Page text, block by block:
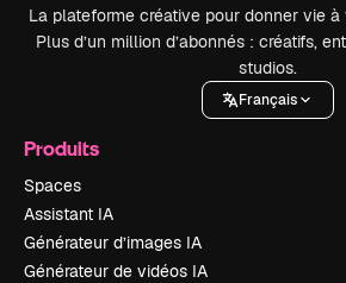
La plateforme créative pour donner vie
Plus d’un million d’abonnés : créatifs,
studios.
Français
Produits
Spaces
Assistant IA
Générateur d’images IA
Générateur de vidéos IA